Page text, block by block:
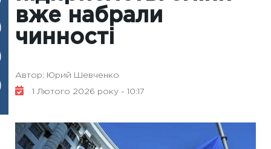
вже набрали
чинності
Автор: Юрий Шевченко
1 Лютого 2026 року - 10:17